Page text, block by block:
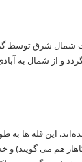
شمال شرق توسط
و از شمال به
این قله ها
هم می گویند)